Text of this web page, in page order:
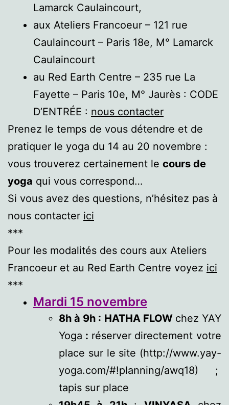
Lamarck Caulaincourt,
aux Ateliers Francoeur – 121 rue
Caulaincourt – Paris 18e, M° Lamarck
Caulaincourt
au Red Earth Centre – 235 rue La
Fayette – Paris 10e, M° Jaurès : CODE
D’ENTRÉE : nous contacter
Prenez le temps de vous détendre et de
pratiquer le yoga du 14 au 20 novembre :
vous trouverez certainement le cours de
yoga qui vous correspond…
Si vous avez des questions, n’hésitez pas à
nous contacter ici
***
Pour les modalités des cours aux Ateliers
Francoeur et au Red Earth Centre voyez ici
***
Mardi 15 novembre
8h à 9h : HATHA FLOW chez YAY
Yoga : réserver directement votre
place sur le site (http://www.yay-
yoga.com/#!planning/awq18) ;
tapis sur place